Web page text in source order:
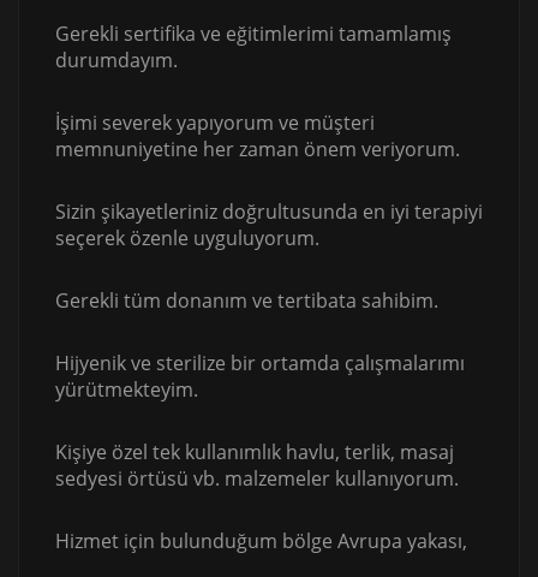
Gerekli sertifika ve eğitimlerimi tamamlamış
durumdayım.
İşimi severek yapıyorum ve müşteri
memnuniyetine her zaman önem veriyorum.
Sizin şikayetleriniz doğrultusunda en iyi terapiyi
seçerek özenle uyguluyorum.
Gerekli tüm donanım ve tertibata sahibim.
Hijyenik ve sterilize bir ortamda çalışmalarımı
yürütmekteyim.
Kişiye özel tek kullanımlık havlu, terlik, masaj
sedyesi örtüsü vb. malzemeler kullanıyorum.
Hizmet için bulunduğum bölge Avrupa yakası,